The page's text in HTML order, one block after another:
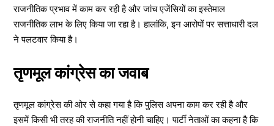
राजनीतिक प्रभाव में काम कर रही है और जांच एजेंसियों का इस्तेमाल
राजनीतिक लाभ के लिए किया जा रहा है। हालांकि, इन आरोपों पर सत्ताधारी दल
ने पलटवार किया है।
तृणमूल कांग्रेस का जवाब
तृणमूल कांग्रेस की ओर से कहा गया है कि पुलिस अपना काम कर रही है और
इसमें किसी भी तरह की राजनीति नहीं होनी चाहिए। पार्टी नेताओं का कहना है कि